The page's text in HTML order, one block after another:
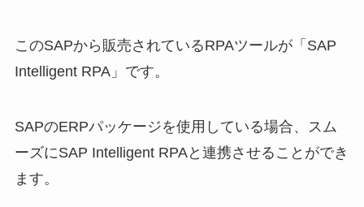
このSAPから販売されているRPAツールが「SAP
Intelligent RPA」です。
SAPのERPパッケージを使用している場合、スム
ーズにSAP Intelligent RPAと連携させることができ
ます。